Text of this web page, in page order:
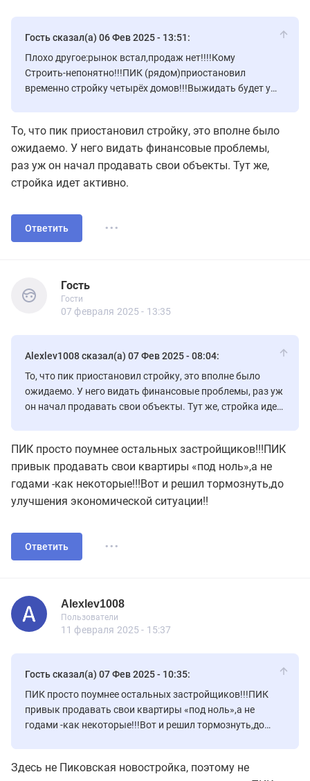
Гость сказал(а) 06 Фев 2025 - 13:51:
Плохо другое:рынок встал,продаж нет!!!!Кому
Строить-непонятно!!!ПИК (рядом)приостановил
временно стройку четырёх домов!!!Выжидать будет у
То, что пик приостановил стройку, это вполне было
ожидаемо. У него видать финансовые проблемы,
раз уж он начал продавать свои объекты. Тут же,
стройка идет активно.
Ответить ...
Гость
Гость
Гости
Гости
07 февраля 2025 - 13:35
Alexlev1008 сказал(а) 07 Фев 2025 - 08:04:
То, что пик приостановил стройку, это вполне было
ожидаемо. У него видать финансовые проблемы, раз уж
он начал продавать свои объекты. Тут же, стройка идет
ПИК просто поумнее остальных застройщиков!!!ПИК
привык продавать свои квартиры «под ноль»,а не
годами -как некоторые!!!Вот и решил тормознуть,до
улучшения экономической ситуации!!
Ответить ...
Alexlev1008
Alexlev1008
Пользователи
Пользователь
Пользователи
30 сообщений
11 февраля 2025 - 15:37
Гость сказал(а) 07 Фев 2025 - 10:35:
ПИК просто поумнее остальных застройщиков!!!ПИК
привык продавать свои квартиры «под ноль»,а не
годами -как некоторые!!!Вот и решил тормознуть,до
Здесь не Пиковская новостройка, поэтому не